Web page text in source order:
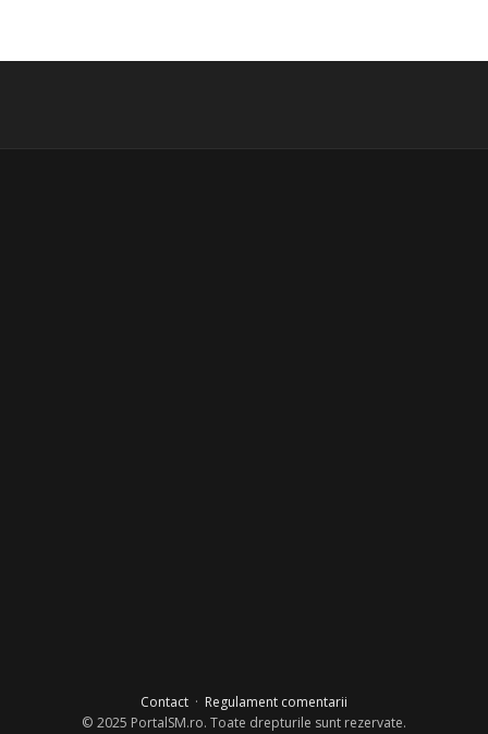
Contact· Regulament comentarii
© 2025 PortalSM.ro. Toate drepturile sunt rezervate.